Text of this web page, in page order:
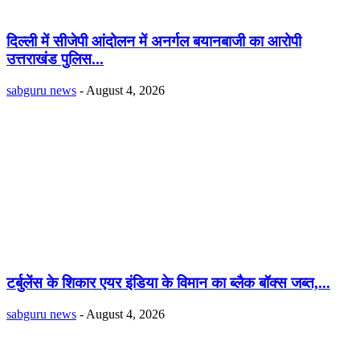
दिल्ली में सीजेपी आंदोलन में अनर्गल बयानबाजी का आरोपी
उत्तराखंड पुलिस...
sabguru news - August 4, 2026
टर्बुलेंस के शिकार एयर इंडिया के विमान का ब्लैक बॉक्स जब्त,...
sabguru news - August 4, 2026